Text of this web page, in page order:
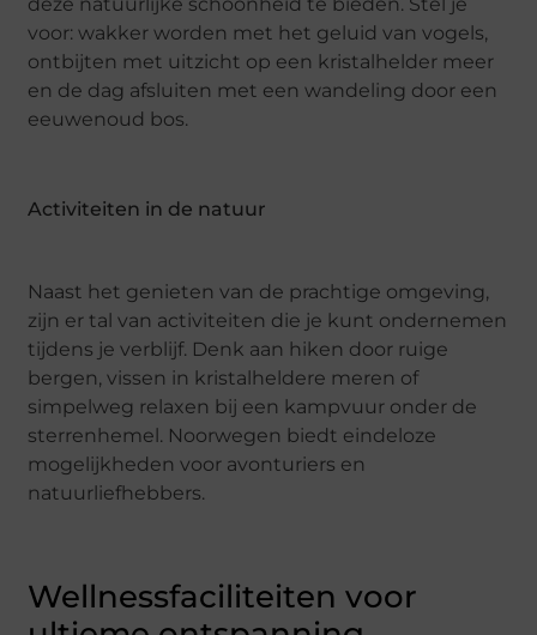
voor: wakker worden met het geluid van vogels,
ontbijten met uitzicht op een kristalhelder meer
en de dag afsluiten met een wandeling door een
eeuwenoud bos.
Activiteiten in de natuur
Naast het genieten van de prachtige omgeving,
zijn er tal van activiteiten die je kunt ondernemen
tijdens je verblijf. Denk aan hiken door ruige
bergen, vissen in kristalheldere meren of
simpelweg relaxen bij een kampvuur onder de
sterrenhemel. Noorwegen biedt eindeloze
mogelijkheden voor avonturiers en
natuurliefhebbers.
Wellnessfaciliteiten voor